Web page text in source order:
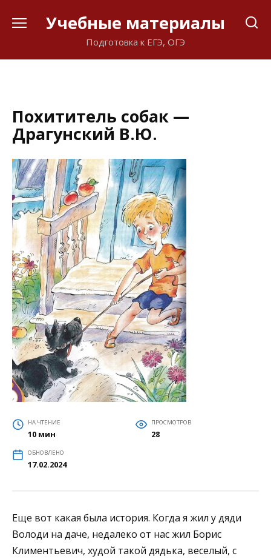
Учебные материалы
Подготовка к ЕГЭ, ОГЭ
Похититель собак —
Драгунский В.Ю.
НА ЧТЕНИЕ
10 мин
ПРОСМОТРОВ
28
ОБНОВЛЕНО
17.02.2024
Еще вот какая была история. Когда я жил у дяди
Володи на даче, недалеко от нас жил Борис
Климентьевич, худой такой дядька, веселый, с